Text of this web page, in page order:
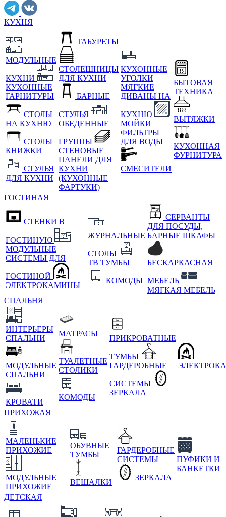
КУХНЯ
МОДУЛЬНЫЕ
КУХНИ
КУХОННЫЕ
ГАРНИТУРЫ
СТОЛЫ
НА КУХНЮ
СТОЛЫ
КНИЖКИ
СТУЛЬЯ
ДЛЯ КУХНИ
ТАБУРЕТЫ
СТОЛЕШНИЦЫ
ДЛЯ КУХНИ
БАРНЫЕ
СТУЛЬЯ
ОБЕДЕННЫЕ
ГРУППЫ
СТЕНОВЫЕ
ПАНЕЛИ ДЛЯ
КУХНИ
(КУХОННЫЕ
ФАРТУКИ)
КУХОННЫЕ
УГОЛКИ
МЯГКИЕ
ДИВАНЫ НА
КУХНЮ
МОЙКИ
ФИЛЬТРЫ
ДЛЯ ВОДЫ
СМЕСИТЕЛИ
БЫТОВАЯ
ТЕХНИКА
ВЫТЯЖКИ
КУХОННАЯ
ФУРНИТУРА
ГОСТИНАЯ
СТЕНКИ В
ГОСТИНУЮ
МОДУЛЬНЫЕ
СИСТЕМЫ ДЛЯ
ГОСТИНОЙ
ЭЛЕКТРОКАМИНЫ
ЖУРНАЛЬНЫЕ
СТОЛЫ
ТВ ТУМБЫ
КОМОДЫ
СЕРВАНТЫ
ДЛЯ ПОСУДЫ,
БАРНЫЕ ШКАФЫ
БЕСКАРКАСНАЯ
МЕБЕЛЬ
МЯГКАЯ МЕБЕЛЬ
СПАЛЬНЯ
ИНТЕРЬЕРЫ
СПАЛЬНИ
МОДУЛЬНЫЕ
СПАЛЬНИ
КРОВАТИ
МАТРАСЫ
ТУАЛЕТНЫЕ
СТОЛИКИ
КОМОДЫ
ПРИКРОВАТНЫЕ
ТУМБЫ
ГАРДЕРОБНЫЕ
СИСТЕМЫ
ЗЕРКАЛА
ПРИХОЖАЯ
МАЛЕНЬКИЕ
ПРИХОЖИЕ
МОДУЛЬНЫЕ
ПРИХОЖИЕ
ОБУВНЫЕ
ТУМБЫ
ВЕШАЛКИ
ГАРДЕРОБНЫЕ
СИСТЕМЫ
ЗЕРКАЛА
ПУФИКИ И
БАНКЕТКИ
ДЕТСКАЯ